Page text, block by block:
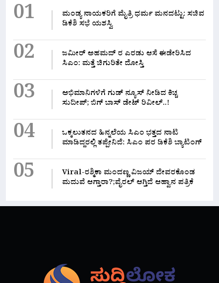
01
ಮಂಡ್ಯ ನಾಯಕರಿಗೆ ಮೈತ್ರಿ ಧರ್ಮ ಮನದಟ್ಟು: ಸಚಿವ
ಡಿಕೆಶಿ ಸಭೆ ಯಶಸ್ವಿ
02
ಜಮೀರ್ ಅಹಮದ್ ರ ಎರಡು ಆಸೆ ಈಡೇರಿಸಿದ
ಸಿಎಂ: ಮತ್ತೆ ಚಿಗುರಿತೇ ದೋಸ್ತಿ
03
ಅಭಿಮಾನಿಗಳಿಗೆ ಗುಡ್ ನ್ಯೂಸ್ ನೀಡಿದ ಕಿಚ್ಚ
ಸುದೀಪ್; ಬಿಗ್ ಬಾಸ್ ಡೇಟ್ ರಿವೀಲ್..!
04
ಒಕ್ಕಲುತನದ ಹಿನ್ನಲೆಯ ಸಿಎಂ ಭತ್ತದ ನಾಟಿ
ಮಾಡಿದ್ದರಲ್ಲಿ‌ ತಪ್ಪೇನಿದೆ: ಸಿಎಂ ಪರ ಡಿಕೆಶಿ ಬ್ಯಾಟಿಂಗ್
05
Viral-ರಶ್ಮಿಕಾ ಮಂದಣ್ಣ ವಿಜಯ್ ದೇವರಕೊಂಡ
ಮದುವೆ ಆಗ್ತಾರಾ?;ವೈರಲ್ ಆಗ್ತಿದೆ ಆಹ್ವಾನ ಪತ್ರಿಕೆ